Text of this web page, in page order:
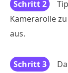
Schritt 2
Kamerarolle
aus.
Schritt 3